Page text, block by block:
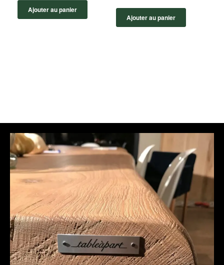
Ajouter au panier
Ajouter au panier